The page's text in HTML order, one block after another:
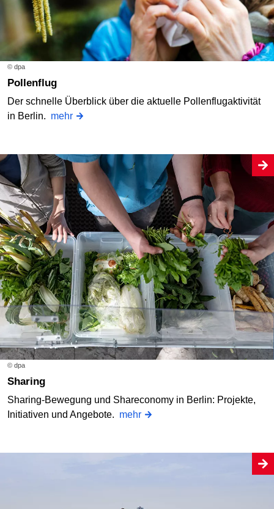
© dpa
Pollenflug
Der schnelle Überblick über die aktuelle Pollenflugaktivität
in Berlin. mehr
© dpa
Sharing
Sharing-Bewegung und Shareconomy in Berlin: Projekte,
Initiativen und Angebote. mehr